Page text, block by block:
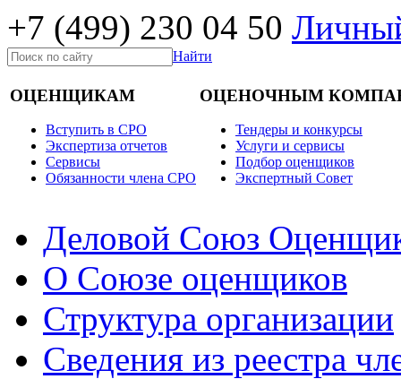
+7 (499) 230 04 50
Найти
ОЦЕНЩИКАМ
Вступить в СРО
Экспертиза отчетов
Cервисы
Обязанности члена СРО
ОЦЕНОЧНЫМ
Тендеры и конкурсы
Услуги и сервисы
Подбор оценщиков
Экспертный Совет
Деловой Союз
О Союзе оценщиков
Структура организации
Сведения из реестра